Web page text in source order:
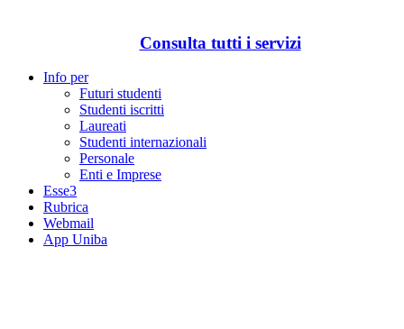
Consulta tutti i servizi
Info per
Futuri studenti
Studenti iscritti
Laureati
Studenti internazionali
Personale
Enti e Imprese
Esse3
Rubrica
Webmail
App Uniba